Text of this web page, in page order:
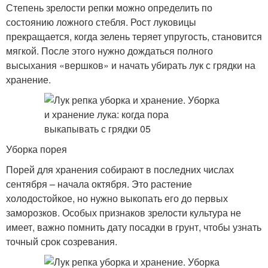
Степень зрелости репки можно определить по
состоянию ложного стебля. Рост луковицы
прекращается, когда зелень теряет упругость, становится
мягкой. После этого нужно дождаться полного
высыхания «вершков» и начать убирать лук с грядки на
хранение.
Уборка порея
Порей для хранения собирают в последних числах
сентября – начала октября. Это растение
холодостойкое, но нужно выкопать его до первых
заморозков. Особых признаков зрелости культура не
имеет, важно помнить дату посадки в грунт, чтобы узнать
точный срок созревания.